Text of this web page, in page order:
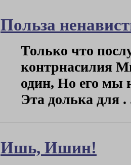
Польза
Только что
контрнасилия
один, Но его мы
Эта долька для .
Ишь, Ишин!